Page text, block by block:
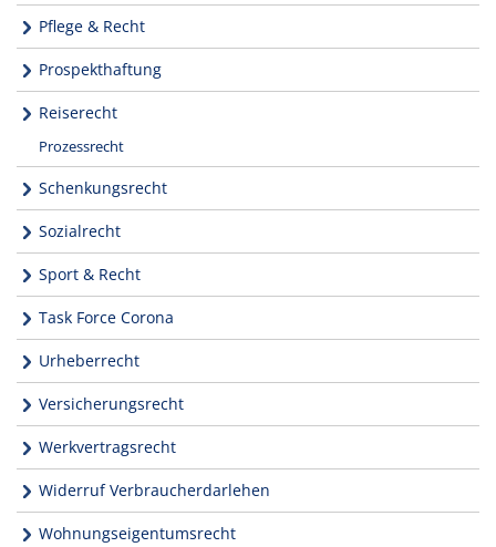
Pflege & Recht
Prospekthaftung
Reiserecht
Prozessrecht
Schenkungsrecht
Sozialrecht
Sport & Recht
Task Force Corona
Urheberrecht
Versicherungsrecht
Werkvertragsrecht
Widerruf Verbraucherdarlehen
Wohnungseigentumsrecht